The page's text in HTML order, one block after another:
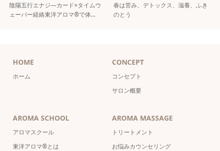
陰陽五行エナジ―カード×タイムウ
ェーバー経絡東洋アロマ®で体…
春は苦み、デトックス、滋養、ふき
のとう
HOME
ホーム
CONCEPT
コンセプト
サロン概要
AROMA SCHOOL
アロマスクール
東洋アロマ®とは
AROMA MASSAGE
トリートメント
お悩みカウンセリング